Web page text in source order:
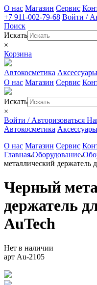
О нас Магазин Сервис
+7 911-002-79-68 Войти /
Поиск
Искать
×
Корзина
Автокосметика Аксессуары
О нас Магазин Сервис
Искать
×
Войти / Авторизоваться
Автокосметика Аксессуары
О нас Магазин Сервис
Главная Оборудование
металлический держатель
Черный
держатель
AuTech
Нет в наличии
арт Au-2105